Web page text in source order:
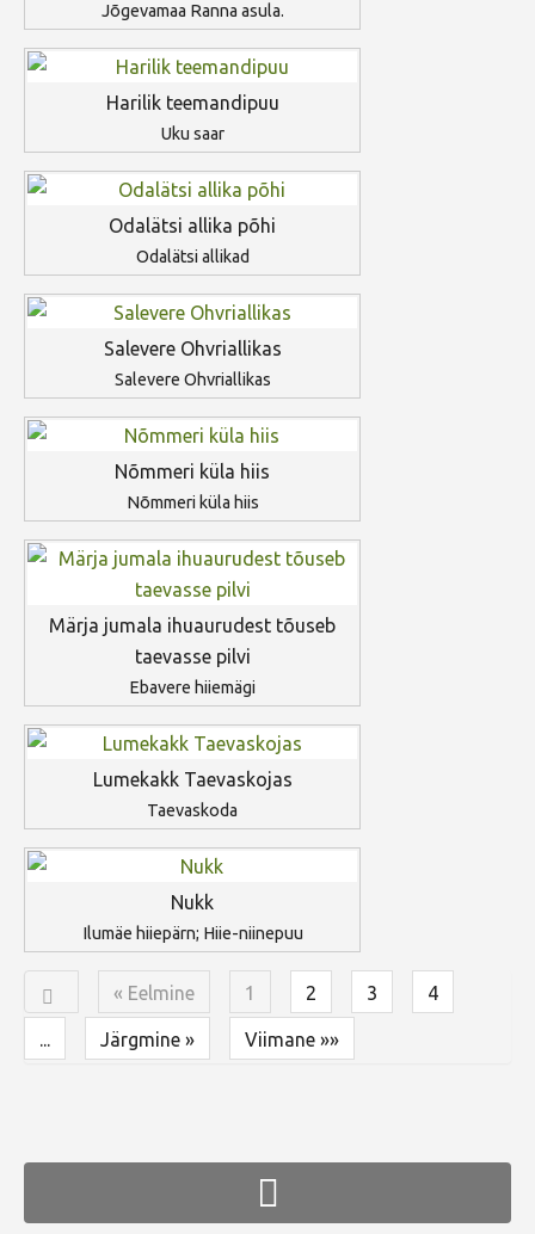
Jõgevamaa Ranna asula.
Harilik teemandipuu
Uku saar
Odalätsi allika põhi
Odalätsi allikad
Salevere Ohvriallikas
Salevere Ohvriallikas
Nõmmeri küla hiis
Nõmmeri küla hiis
Märja jumala ihuaurudest tõuseb
taevasse pilvi
Ebavere hiiemägi
Lumekakk Taevaskojas
Taevaskoda
Nukk
Ilumäe hiiepärn; Hiie-niinepuu
« Eelmine 1 2 3 4
... Järgmine » Viimane »»